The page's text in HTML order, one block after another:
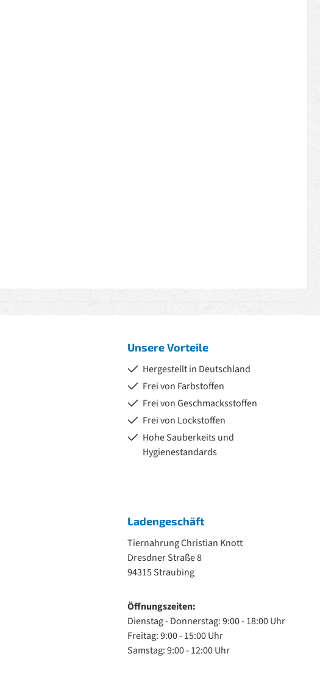
Unsere Vorteile
Hergestellt in Deutschland
Frei von Farbstoffen
Frei von Geschmacksstoffen
Frei von Lockstoffen
Hohe Sauberkeits und
Hygienestandards
Ladengeschäft
Tiernahrung Christian Knott
Dresdner Straße 8
94315 Straubing
Öffnungszeiten:
Dienstag - Donnerstag: 9:00 - 18:00 Uhr
Freitag: 9:00 - 15:00 Uhr
Samstag: 9:00 - 12:00 Uhr